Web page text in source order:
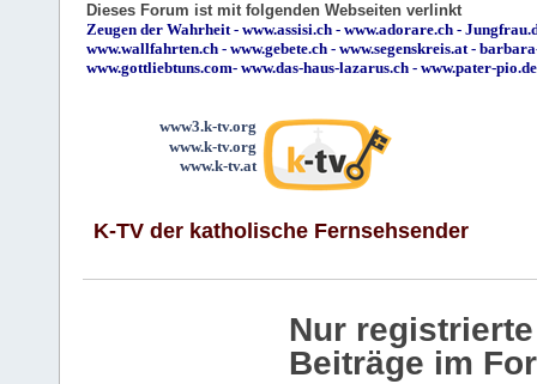
Dieses Forum ist mit folgenden Webseiten verlinkt
Zeugen der Wahrheit- www.assisi.ch - www.adorare.ch -
www.wallfahrten.ch - www.gebete.ch - www.segenskreis.at-
www.gottliebtuns.com- www.das-haus-lazarus.ch - www.pater-pio.de
www3.k-tv.org
www.k-tv.org
www.k-tv.at
K-TV der katholische Fernsehsender
Nur
Beiträge im